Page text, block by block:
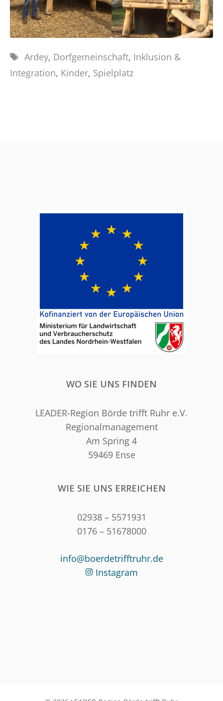
Schlagwörter
Ardey, Dorfgemeinschaft, Inklusion &
Integration, Kinder, Spielplatz
WO SIE UNS FINDEN
LEADER-Region Börde trifft Ruhr e.V.
Regionalmanagement
Am Spring 4
59469 Ense
WIE SIE UNS ERREICHEN
02938 – 5571931
0176 – 51678000
info@boerdetrifftruhr.de
Instagram